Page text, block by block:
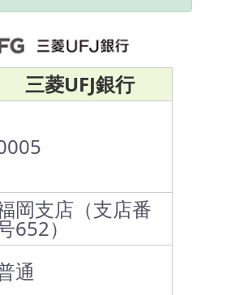
三菱UFJ銀行
岡支店（支店番
652）
通